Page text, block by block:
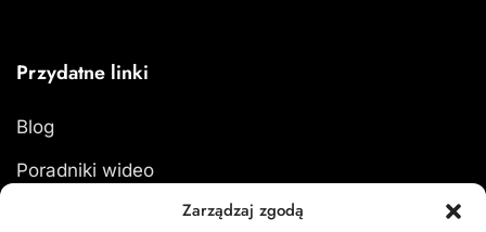
Zarządzaj zgodą
Przydatne linki
Blog
Poradniki wideo